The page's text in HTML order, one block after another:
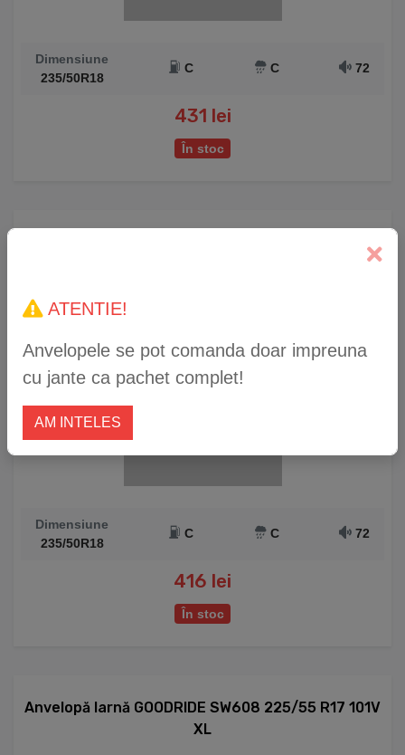
Dimensiune
235/50R18
C C 72
431 lei
În stoc
Anvelopă Iarnă WestLake Z-507 235/50 R18 101V
Dimensiune
235/50R18
C C 72
416 lei
În stoc
Anvelopă Iarnă GOODRIDE SW608 225/55 R17 101V
XL
ATENTIE!
Anvelopele se pot comanda doar impreuna
cu jante ca pachet complet!
AM INTELES